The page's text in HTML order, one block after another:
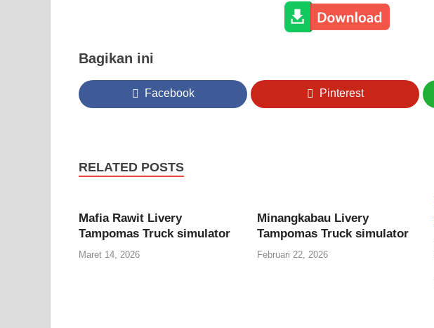
Bagikan ini
Facebook Pinterest
RELATED POSTS
Mafia Rawit Livery
Tampomas Truck simulator
Maret 14, 2026
Minangkabau Livery
Tampomas Truck simulator
Februari 22, 2026